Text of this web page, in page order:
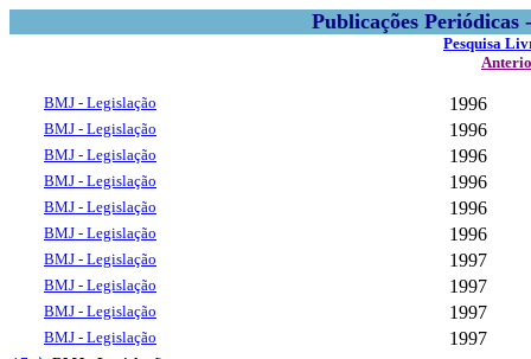
Publicações
Pesquisa
BMJ - Legislação 1996
BMJ - Legislação 1996
BMJ - Legislação 1996
BMJ - Legislação 1996
BMJ - Legislação 1996
BMJ - Legislação 1996
BMJ - Legislação 1997
BMJ - Legislação 1997
BMJ - Legislação 1997
BMJ - Legislação 1997